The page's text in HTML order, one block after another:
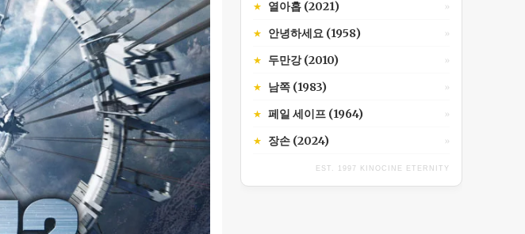
★ 열아홉 (2021) »
★ 안녕하세요 (1958) »
★ 두만강 (2010) »
★ 남쪽 (1983) »
★ 페일 세이프 (1964) »
★ 장손 (2024) »
EST. 1997 KINOCINE ETERNITY